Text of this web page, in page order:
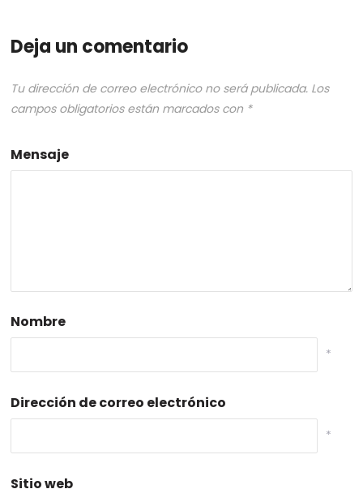
Deja un comentario
Tu dirección de correo electrónico no será publicada. Los
campos obligatorios están marcados con *
Mensaje
Nombre
*
Dirección de correo electrónico
*
Sitio web